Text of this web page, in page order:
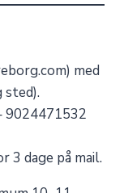
med
sted).
9024471532
3 dage på mail.